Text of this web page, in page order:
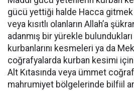
gücü yettiği halde Hacca
veya kısıtlı olanların Allah’a
adanmış bir yürekle
kurbanlarını kesmeleri ya da
coğrafyalarda kurban kesimi için
Alt Kıtasında veya ümmet
mahrumiyet bölgelerinde bilfiil